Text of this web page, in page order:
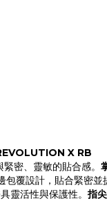
X RB
密、靈敏的貼合感。
覆設計，貼合緊密並
靈活性與保護性。 指